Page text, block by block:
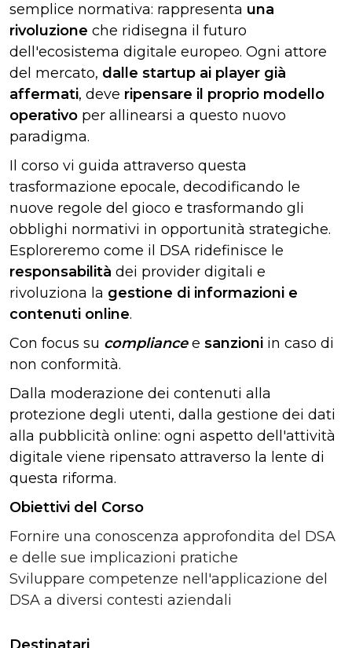
semplice normativa: rappresenta una
rivoluzione che ridisegna il futuro
dell'ecosistema digitale europeo. Ogni attore
del mercato, dalle startup ai player già
affermati, deve ripensare il proprio modello
operativo per allinearsi a questo nuovo
paradigma.
Il corso vi guida attraverso questa
trasformazione epocale, decodificando le
nuove regole del gioco e trasformando gli
obblighi normativi in opportunità strategiche.
Esploreremo come il DSA ridefinisce le
responsabilità dei provider digitali e
rivoluziona la gestione di informazioni e
contenuti online.
Con focus su compliancee sanzioni in caso di
non conformità.
Dalla moderazione dei contenuti alla
protezione degli utenti, dalla gestione dei dati
alla pubblicità online: ogni aspetto dell'attività
digitale viene ripensato attraverso la lente di
questa riforma.
Obiettivi del Corso
Fornire una conoscenza approfondita del DSA
e delle sue implicazioni pratiche
Sviluppare competenze nell'applicazione del
DSA a diversi contesti aziendali